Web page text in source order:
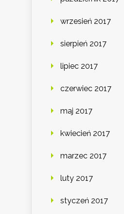
wrzesień 2017
sierpień 2017
lipiec 2017
czerwiec 2017
maj 2017
kwiecień 2017
marzec 2017
luty 2017
styczeń 2017